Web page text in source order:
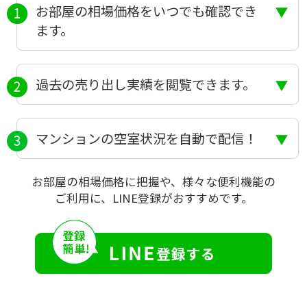
お部屋の相場価格をいつでも確認でき
ます。
過去の売り出し実績を閲覧できます。
マンションの空室状況を自動で配信！
お部屋の相場価格に把握や、様々な便利機能の
ご利用に、LINE登録がおすすめです。